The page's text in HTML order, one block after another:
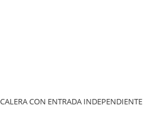
CON ENTRADA INDEPENDIENTE